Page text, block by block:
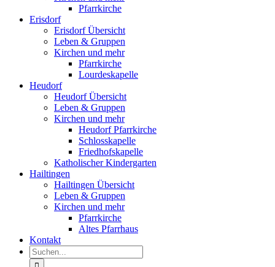
Pfarrkirche
Erisdorf
Erisdorf Übersicht
Leben & Gruppen
Kirchen und mehr
Pfarrkirche
Lourdeskapelle
Heudorf
Heudorf Übersicht
Leben & Gruppen
Kirchen und mehr
Heudorf Pfarrkirche
Schlosskapelle
Friedhofskapelle
Katholischer Kindergarten
Hailtingen
Hailtingen Übersicht
Leben & Gruppen
Kirchen und mehr
Pfarrkirche
Altes Pfarrhaus
Kontakt
Suche
nach: